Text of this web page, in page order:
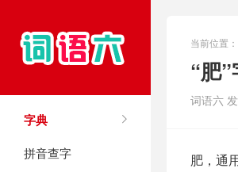
字典
拼音查字
当前位置：
“肥
词语六
肥，通